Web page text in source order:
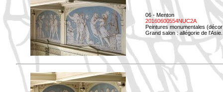
06 - Menton
20160600554NUC2A
Peintures monumentales
Grand salon : allégorie de l'Asie.